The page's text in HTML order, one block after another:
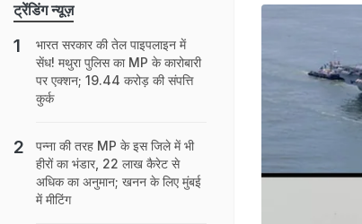
ट्रेंडिंग न्यूज़
भारत सरकार की तेल पाइपलाइन में
सेंध! मथुरा पुलिस का MP के कारोबारी
पर एक्शन; 19.44 करोड़ की संपत्ति
कुर्क
पन्ना की तरह MP के इस जिले में भी
हीरों का भंडार, 22 लाख कैरेट से
अधिक का अनुमान; खनन के लिए मुंबई
में मीटिंग